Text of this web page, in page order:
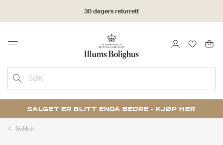
30 dagers returrett
Menu LOGG INN
SØK
SALGET ER BLITT ENDA BEDRE - KJØP HER
Sokker